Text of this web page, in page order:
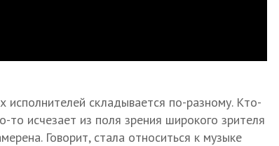
складывается по-разному. Кто-
то исчезает из поля зрения широкого зрителя
Говорит, стала относиться к музыке